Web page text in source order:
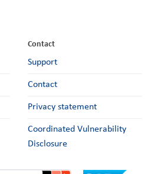
Contact
Support
Contact
Privacy statement
Coordinated Vulnerability
Disclosure